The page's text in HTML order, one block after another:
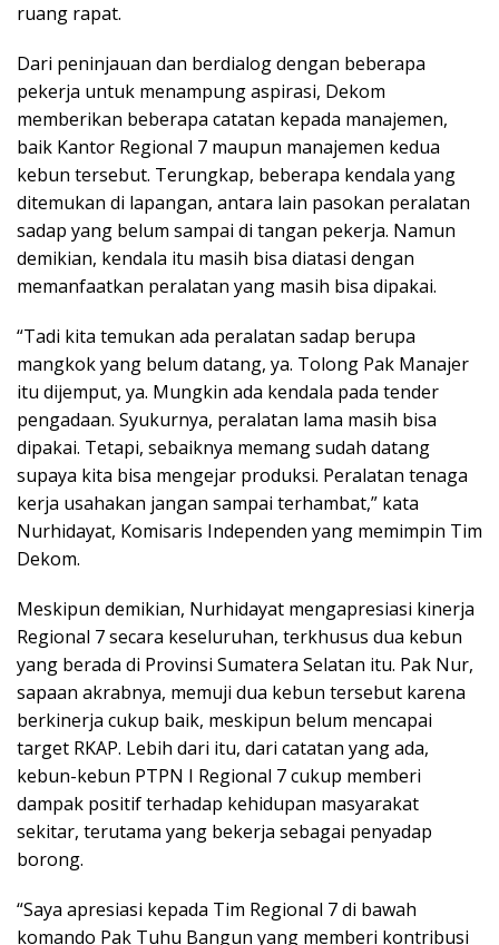
ruang rapat.
Dari peninjauan dan berdialog dengan beberapa
pekerja untuk menampung aspirasi, Dekom
memberikan beberapa catatan kepada manajemen,
baik Kantor Regional 7 maupun manajemen kedua
kebun tersebut. Terungkap, beberapa kendala yang
ditemukan di lapangan, antara lain pasokan peralatan
sadap yang belum sampai di tangan pekerja. Namun
demikian, kendala itu masih bisa diatasi dengan
memanfaatkan peralatan yang masih bisa dipakai.
“Tadi kita temukan ada peralatan sadap berupa
mangkok yang belum datang, ya. Tolong Pak Manajer
itu dijemput, ya. Mungkin ada kendala pada tender
pengadaan. Syukurnya, peralatan lama masih bisa
dipakai. Tetapi, sebaiknya memang sudah datang
supaya kita bisa mengejar produksi. Peralatan tenaga
kerja usahakan jangan sampai terhambat,” kata
Nurhidayat, Komisaris Independen yang memimpin Tim
Dekom.
Meskipun demikian, Nurhidayat mengapresiasi kinerja
Regional 7 secara keseluruhan, terkhusus dua kebun
yang berada di Provinsi Sumatera Selatan itu. Pak Nur,
sapaan akrabnya, memuji dua kebun tersebut karena
berkinerja cukup baik, meskipun belum mencapai
target RKAP. Lebih dari itu, dari catatan yang ada,
kebun-kebun PTPN I Regional 7 cukup memberi
dampak positif terhadap kehidupan masyarakat
sekitar, terutama yang bekerja sebagai penyadap
borong.
“Saya apresiasi kepada Tim Regional 7 di bawah
komando Pak Tuhu Bangun yang memberi kontribusi